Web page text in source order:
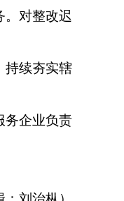
。对整改迟
续夯实辖
企业负责